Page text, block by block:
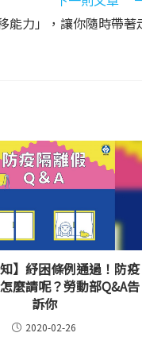
能力」，讓你隨時帶著
知】紓困條例通過！防疫
麼請呢？勞動部Q&A告
訴你
2020-02-26